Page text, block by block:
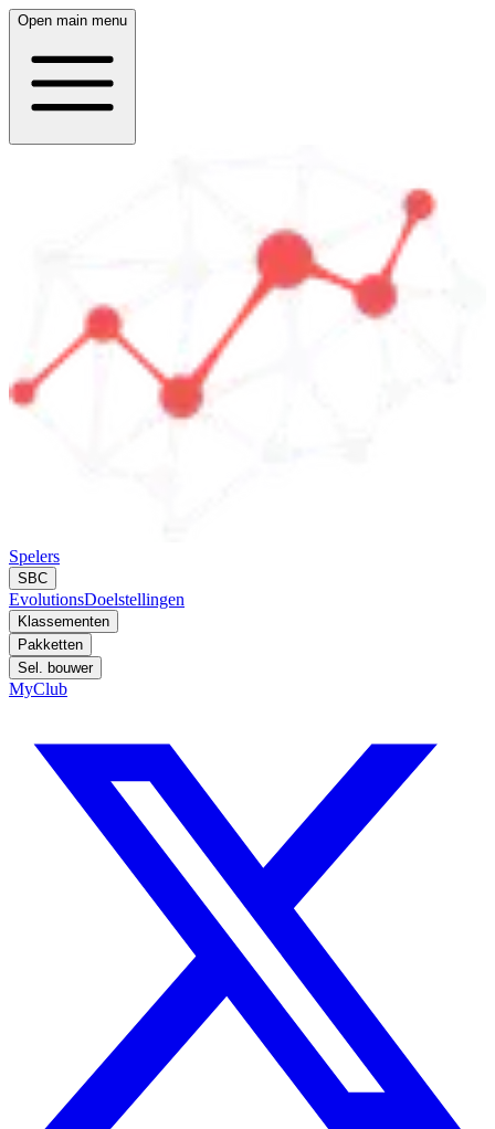
Open main menu
Spelers
SBC
EvolutionsDoelstellingen
Klassementen
Pakketten
Sel. bouwer
MyClub